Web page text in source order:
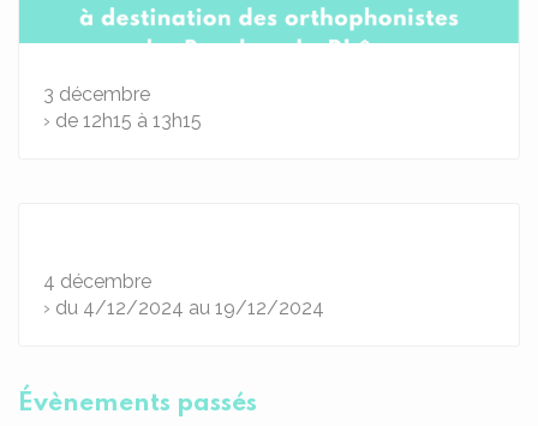
3 décembre
› de 12h15 à 13h15
4 décembre
› du 4/12/2024 au 19/12/2024
Évènements passés